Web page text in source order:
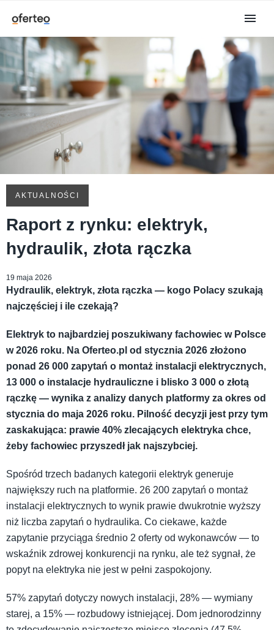
AKTUALNOŚCI
Raport z rynku: elektryk,
hydraulik, złota rączka
19 maja 2026
Hydraulik, elektryk, złota rączka — kogo Polacy szukają
najczęściej i ile czekają?
Elektryk to najbardziej poszukiwany fachowiec w Polsce
w 2026 roku. Na Oferteo.pl od stycznia 2026 złożono
ponad 26 000 zapytań o montaż instalacji elektrycznych,
13 000 o instalacje hydrauliczne i blisko 3 000 o złotą
rączkę — wynika z analizy danych platformy za okres od
stycznia do maja 2026 roku. Pilność decyzji jest przy tym
zaskakująca: prawie 40% zlecających elektryka chce,
żeby fachowiec przyszedł jak najszybciej.
Spośród trzech badanych kategorii elektryk generuje
największy ruch na platformie. 26 200 zapytań o montaż
instalacji elektrycznych to wynik prawie dwukrotnie wyższy
niż liczba zapytań o hydraulika. Co ciekawe, każde
zapytanie przyciąga średnio 2 oferty od wykonawców — to
wskaźnik zdrowej konkurencji na rynku, ale też sygnał, że
popyt na elektryka nie jest w pełni zaspokojony.
57% zapytań dotyczy nowych instalacji, 28% — wymiany
starej, a 15% — rozbudowy istniejącej. Dom jednorodzinny